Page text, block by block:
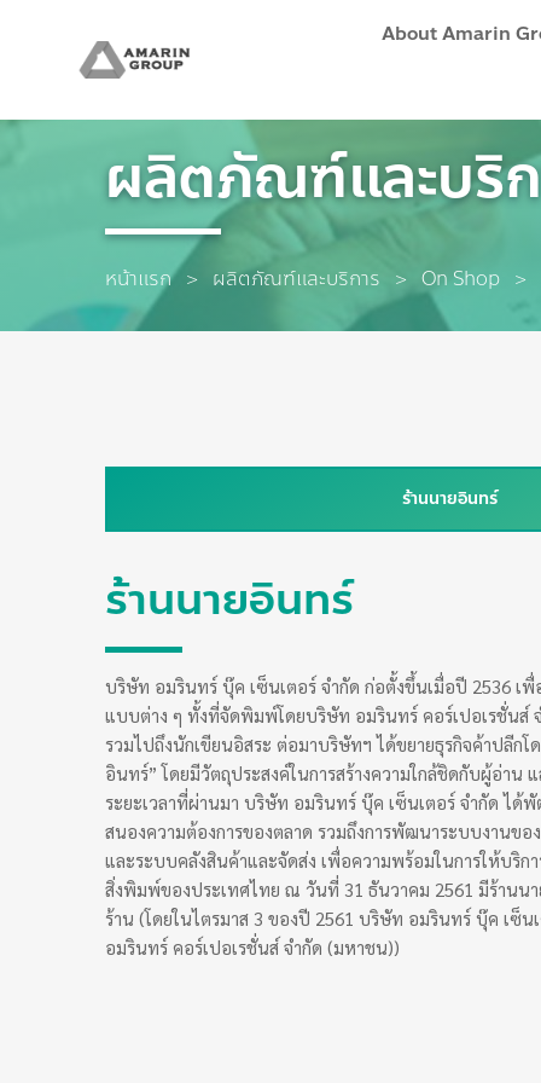
About Amarin
ผลิตภัณฑ์และบริ
หน้าแรก ผลิตภัณฑ์และบริการ On Shop
ร้านนายอินทร์
ร้านนายอินทร์
บริษัท อมรินทร์ บุ๊ค เซ็นเตอร์ จำกัด ก่อตั้งขึ้นเมื่อปี 2536 เ
แบบต่าง ๆ ทั้งที่จัดพิมพ์โดยบริษัท อมรินทร์ คอร์เปอเรชั่นส์
รวมไปถึงนักเขียนอิสระ ต่อมาบริษัทฯ ได้ขยายธุรกิจค้าปลีก
อินทร์” โดยมีวัตถุประสงค์ในการสร้างความใกล้ชิดกับผู้อ่าน
ระยะเวลาที่ผ่านมา บริษัท อมรินทร์ บุ๊ค เซ็นเตอร์ จำกัด ได้
สนองความต้องการของตลาด รวมถึงการพัฒนาระบบงานข
และระบบคลังสินค้าและจัดส่ง เพื่อความพร้อมในการให้บริก
สิ่งพิมพ์ของประเทศไทย ณ วันที่ 31 ธันวาคม 2561 มีร้านน
ร้าน (โดยในไตรมาส 3 ของปี 2561 บริษัท อมรินทร์ บุ๊ค เซ็
อมรินทร์ คอร์เปอเรชั่นส์ จำกัด (มหาชน))